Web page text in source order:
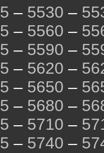
– 5530 –
– 5560 –
– 5590 –
– 5620 –
– 5650 –
– 5680 –
– 5710 –
– 5740 –